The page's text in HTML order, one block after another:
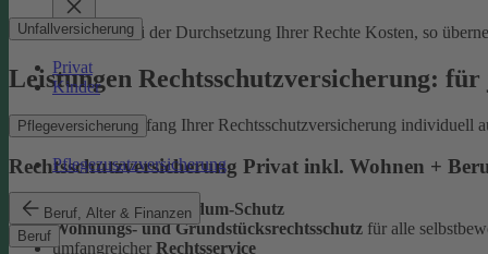
Unfallversicherung
Privat
Kinder
Pflegeversicherung
Pflegezusatzversicherung
Beruf, Alter & Finanzen
Beruf
Entstehen bei der Durchsetzung Ihrer Rechte Kosten, so
Leistungen Rechtsschutzversicherung:
Sie können den Umfang Ihrer Rechtsschutzversicherung
Rechtsschutzversicherung Privat inkl. Wohnen +
leistungsstarkerRundum-Schutz
Wohnungs- und Grundstücksrechtsschutz für alle
umfangreicher Rechtsservice